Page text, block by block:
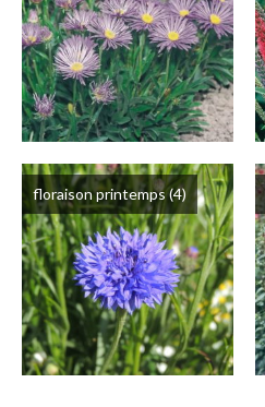
floraison printemps(4)